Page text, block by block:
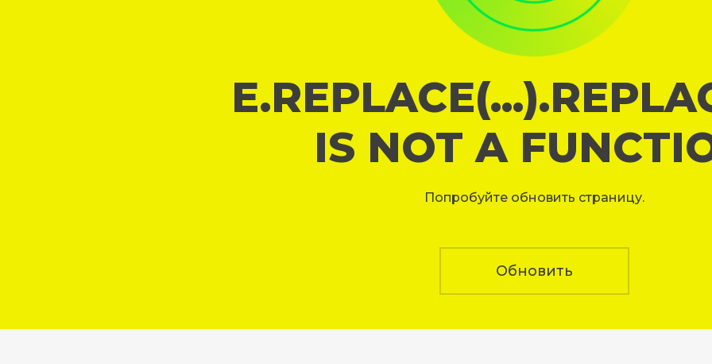
IS NOT A
Попробуйте обновить страницу.
Обновить